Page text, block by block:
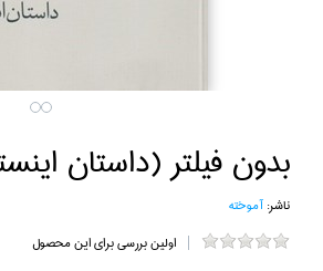
بدون فيلتر (داستان
ناشر:آموخته
اولین بررسی برای این محصول